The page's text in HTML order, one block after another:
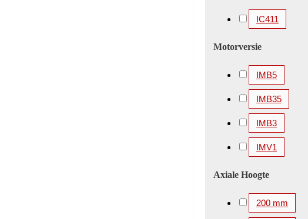
IC411
Motorversie
IMB5
IMB35
IMB3
IMV1
Axiale Hoogte
200 mm